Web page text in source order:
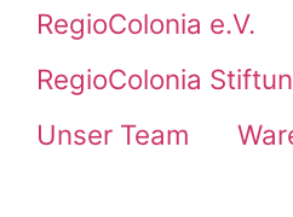
RegioColonia e.V.
RegioColonia
Unser Team